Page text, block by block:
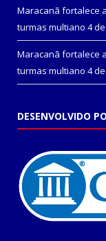
Maracanã fortalece
turmas multiano 4
Maracanã fortalece
turmas multiano 4
DESENVOLVIDO